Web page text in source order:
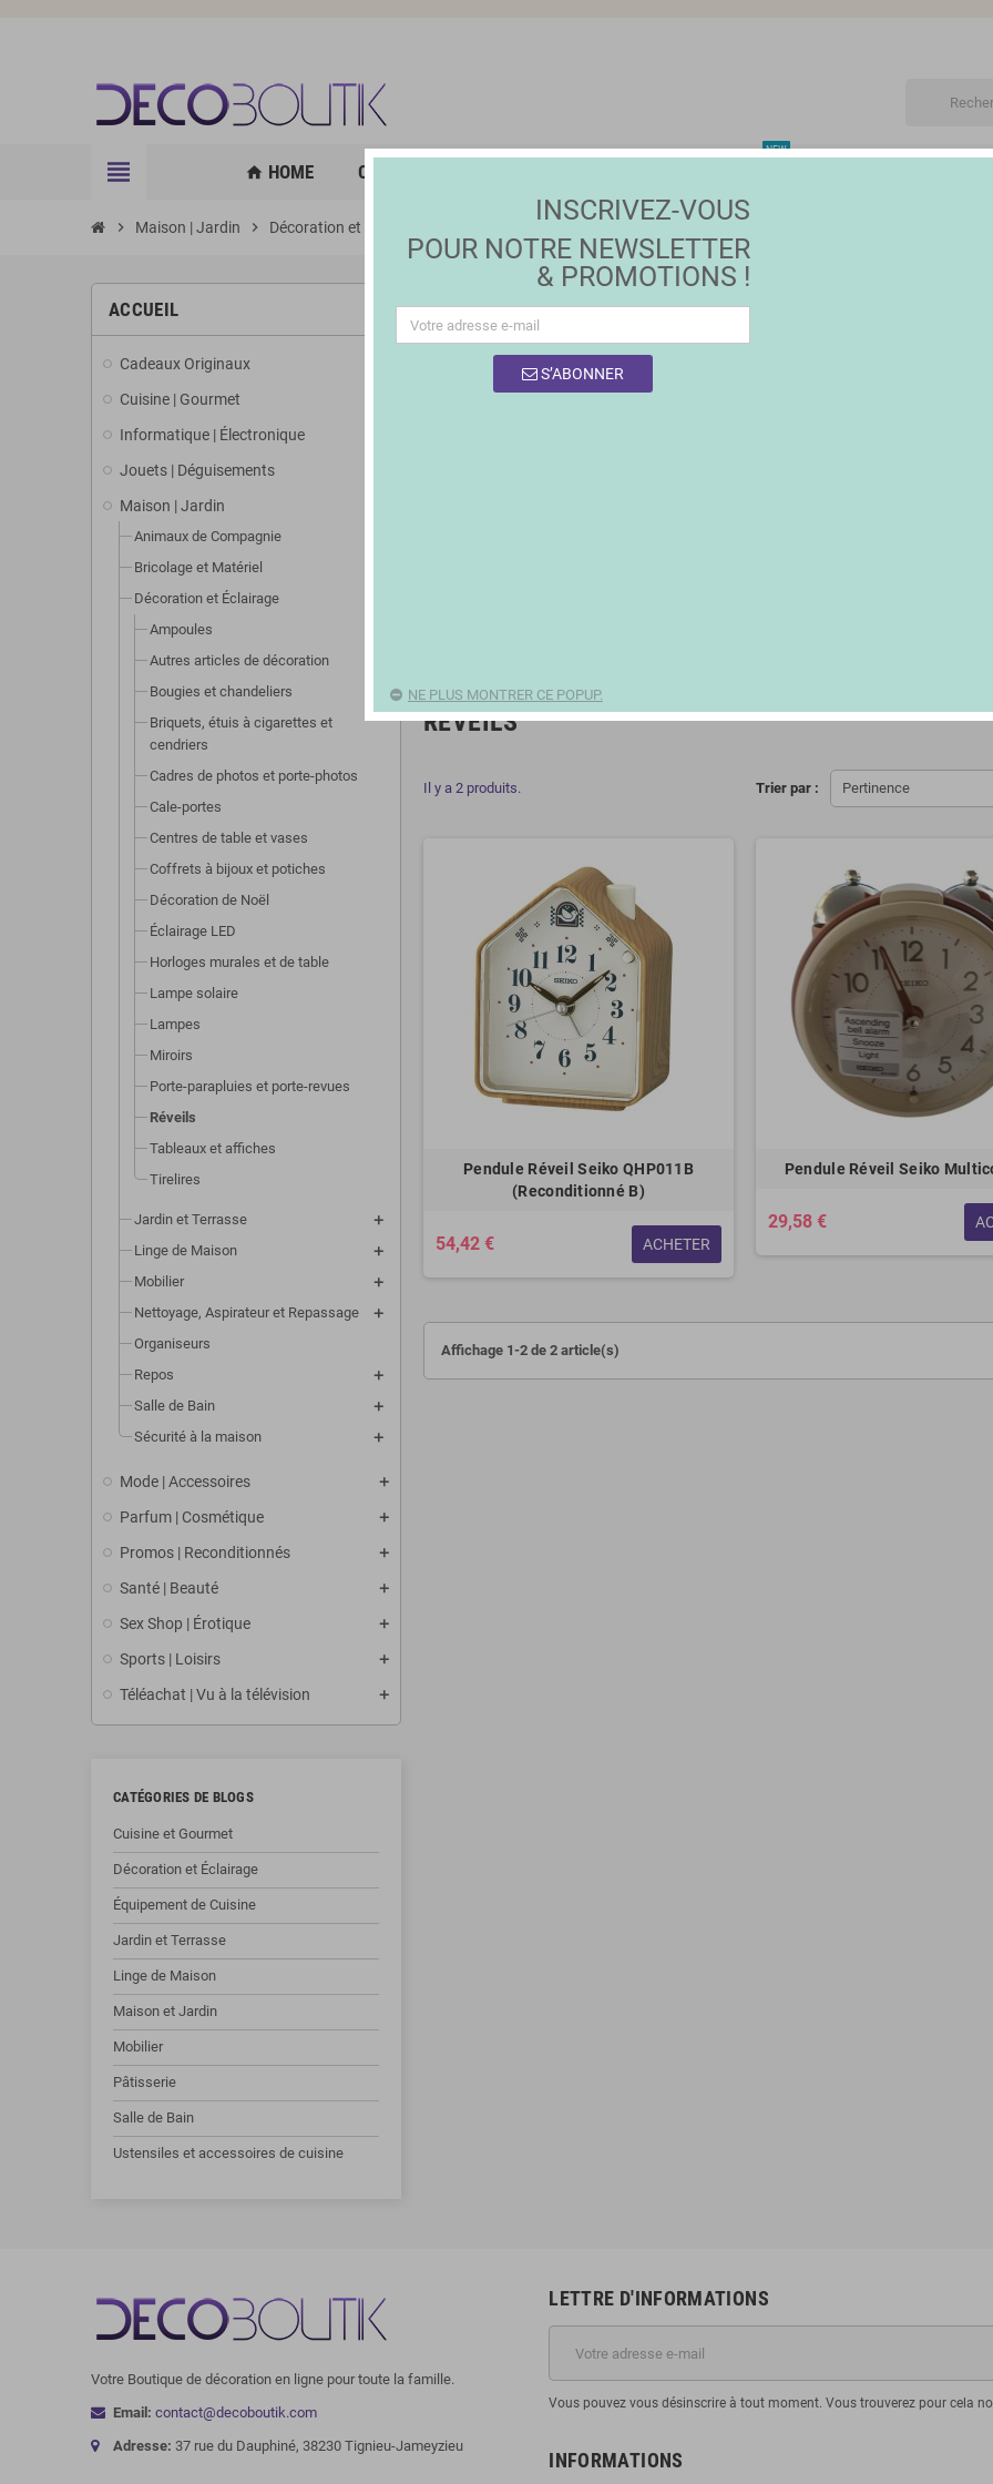
view_headline home HOME CUISINE | GOURMET
NEW
chevron_right Maison | Jardin chevron_right Décoration et Éclairage
ACCUEIL
Cadeaux Originaux
Cuisine | Gourmet
Informatique | Électronique
Jouets | Déguisements
Maison | Jardin
Animaux de Compagnie
Bricolage et Matériel
Décoration et Éclairage
Ampoules
Autres articles de décoration
Bougies et chandeliers
Briquets, étuis à cigarettes et
cendriers
Cadres de photos et porte-photos
Cale-portes
Centres de table et vases
Coffrets à bijoux et potiches
Décoration de Noël
Éclairage LED
Horloges murales et de table
Lampe solaire
Lampes
Miroirs
Porte-parapluies et porte-revues
Réveils
Tableaux et affiches
Tirelires
Jardin et Terrasse
Linge de Maison
Mobilier
Nettoyage, Aspirateur et Repassage
Organiseurs
Repos
Salle de Bain
Sécurité à la maison
Mode | Accessoires
Parfum | Cosmétique
Promos | Reconditionnés
Santé | Beauté
Sex Shop | Érotique
Sports | Loisirs
Téléachat | Vu à la télévision
CATÉGORIES DE BLOGS
Cuisine et Gourmet
Décoration et Éclairage
Équipement de Cuisine
Jardin et Terrasse
Linge de Maison
Maison et Jardin
Mobilier
Pâtisserie
Salle de Bain
Ustensiles et accessoires de cuisine
RÉVEILS
Trier par : Pertinence
Il y a 2 produits.
Pendule Réveil Seiko QHP011B
(Reconditionné B)
54,42 € ACHETER
Pendule Réveil Seiko
29,58 €
Affichage 1-2 de 2 article(s)
Votre Boutique de décoration en ligne pour toute la famille.
Email: contact@decoboutik.com
Adresse: 37 rue du Dauphiné, 38230 Tignieu-Jameyzieu
LETTRE D'INFORMATIONS
Vous pouvez vous désinscrire à tout moment. Vous trouverez pour cela
INFORMATIONS
INSCRIVEZ-VOUS
POUR NOTRE NEWSLETTER
& PROMOTIONS !
S’ABONNER
NE PLUS MONTRER CE POPUP.